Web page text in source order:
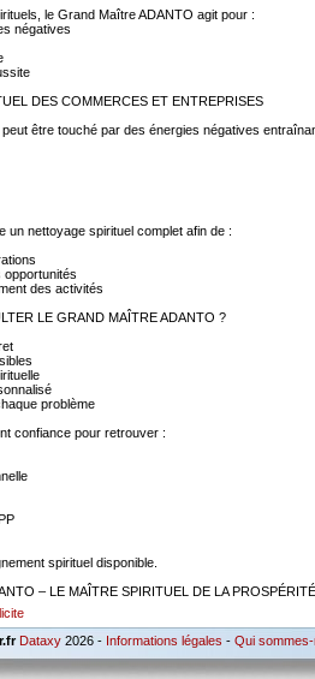
le Grand Maître ADANTO agit pour :
négatives
DES COMMERCES ET ENTREPRISES
être touché par des énergies négatives
un nettoyage spirituel complet afin de :
opportunités
des activités
LE GRAND MAÎTRE ADANTO ?
problème
confiance pour retrouver :
spirituel disponible.
– LE MAÎTRE SPIRITUEL DE LA
Dataxy 2026 - Informations légales - Qui